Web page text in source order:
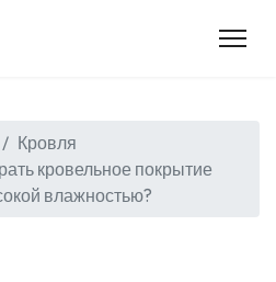
Кровля
кровельное покрытие
влажностью?